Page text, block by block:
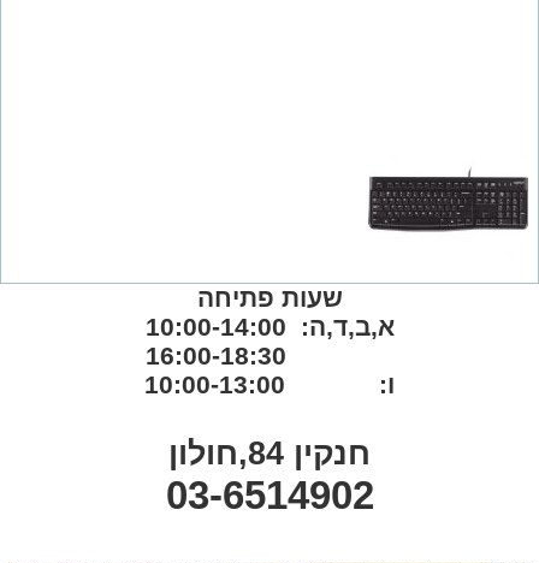
שעות פתיחה
א,ב,ד,ה: 10:00-14:00
ו: 10:00-13:00
חנקין 84,חולון
03-6514902